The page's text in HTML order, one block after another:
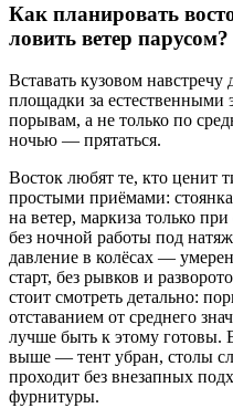
Как планировать
ловить ветер парусом?
Вставать кузовом
площадки за естественными
порывам, а не только по
ночью — прятаться.
Восток любят те, кто ценит
простыми приёмами:
на ветер, маркиза только
без ночной работы под
давление в колёсах —
старт, без рывков и
стоит смотреть детально:
отставанием от среднего
лучше быть к этому готовы.
выше — тент убран, столы
проходит без внезапных
фурнитуры.